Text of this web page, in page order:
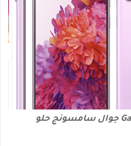
سامسونج Galaxy S20 FE جوال سامسونج حلو